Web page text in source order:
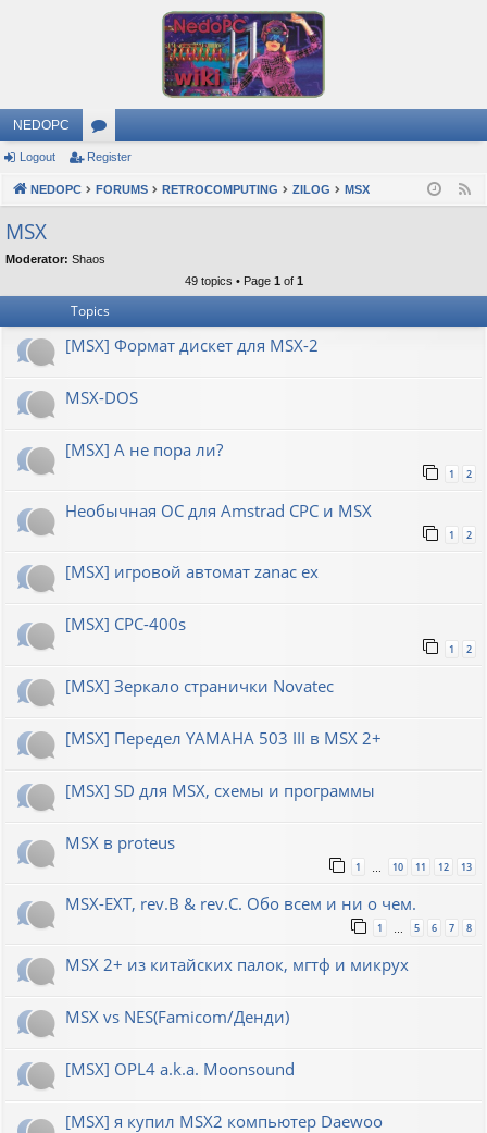
NEDOPC
or
u
s
Logout Register
NEDOPC FORUMS RETROCOMPUTING ZILOG MSX
MSX
Moderator: Shaos
49 topics • Page 1 of 1
Topics
[MSX] Формат дискет для MSX-2
MSX-DOS
[MSX] А не пора ли?
1 2
Необычная ОС для Amstrad CPC и MSX
1 2
[MSX] игровой автомат zanac ex
[MSX] CPC-400s
1 2
[MSX] Зеркало странички Novatec
[MSX] Передел YAMAHA 503 III в MSX 2+
[MSX] SD для MSX, схемы и программы
MSX в proteus
1 10 11 12 13
MSX-EXT, rev.B & rev.C. Обо всем и ни о чем.
1 5 6 7 8
MSX 2+ из китайских палок, мгтф и микрух
MSX vs NES(Famicom/Денди)
[MSX] OPL4 a.k.a. Moonsound
[MSX] я купил MSX2 компьютер Daewoo